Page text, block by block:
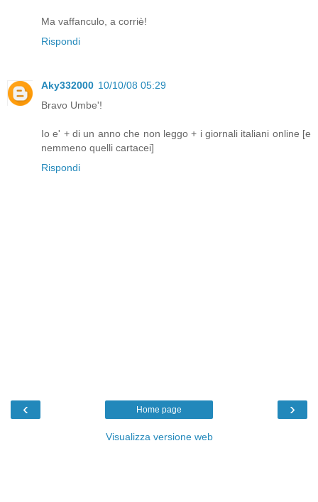
Ma vaffanculo, a corriè!
Rispondi
Aky332000 10/10/08 05:29
Bravo Umbe'!
Io e' + di un anno che non leggo + i giornali italiani online [e
nemmeno quelli cartacei]
Rispondi
‹ ›
Home page
Visualizza versione web